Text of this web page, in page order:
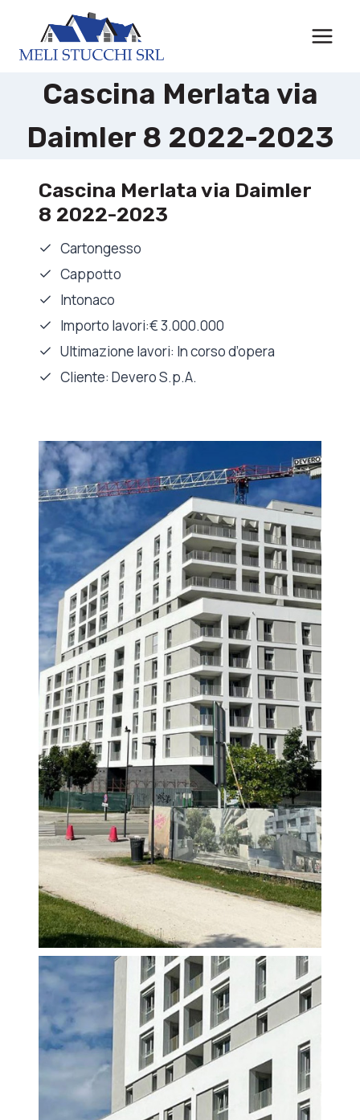
contenuto
Cascina Merlata via
Daimler 8 2022-2023
Cascina Merlata via Daimler
8 2022-2023
Cartongesso
Cappotto
Intonaco
Importo lavori:€ 3.000.000
Ultimazione lavori: In corso d’opera
Cliente: Devero S.p.A.